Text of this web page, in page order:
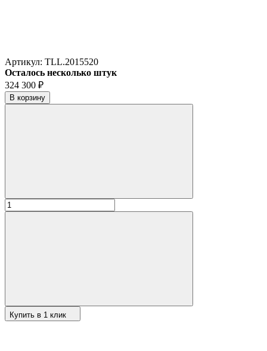
Артикул: TLL.2015520
Осталось несколько штук
324 300 ₽
В корзину
Купить в 1 клик